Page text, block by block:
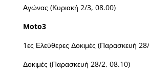
Αγώνας (Κυριακή 2/3, 08.00)
Moto3
1ες Ελεύθερες Δοκιμές (Παρασκευή
Δοκιμές (Παρασκευή 28/2, 08.10)